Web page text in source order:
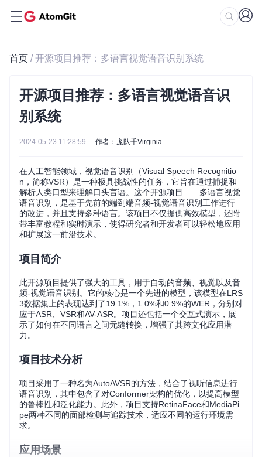
首页 / 开源项目推荐：多语言视觉语音识别系统
开源项目推荐：多语言视觉语音识
别系统
2024-05-23 11:28:59 作者：庞队千Virginia
在人工智能领域，视觉语音识别（Visual Speech Recognitio
n，简称VSR）是一种极具挑战性的任务，它旨在通过捕捉和
解析人类口型来理解口头言语。这个开源项目——多语言视觉
语音识别，是基于先前的端到端音频-视觉语音识别工作进行
的改进，并且支持多种语言。该项目不仅提供高效模型，还附
带丰富教程和实时演示，使得研究者和开发者可以轻松地应用
和扩展这一前沿技术。
项目简介
此开源项目提供了强大的工具，用于自动的音频、视觉以及音
频-视觉语音识别。它的核心是一个先进的模型，该模型在LRS
3数据集上的表现达到了19.1%，1.0%和0.9%的WER，分别对
应于ASR、VSR和AV-ASR。项目还包括一个交互式演示，展
示了如何在不同语言之间无缝转换，增强了其跨文化应用潜
力。
项目技术分析
项目采用了一种名为AutoAVSR的方法，结合了视听信息进行
语音识别，其中包含了对Conformer架构的优化，以提高模型
的鲁棒性和泛化能力。此外，项目支持RetinaFace和MediaPi
pe两种不同的面部检测与追踪技术，适应不同的运行环境需
求。
应用场景